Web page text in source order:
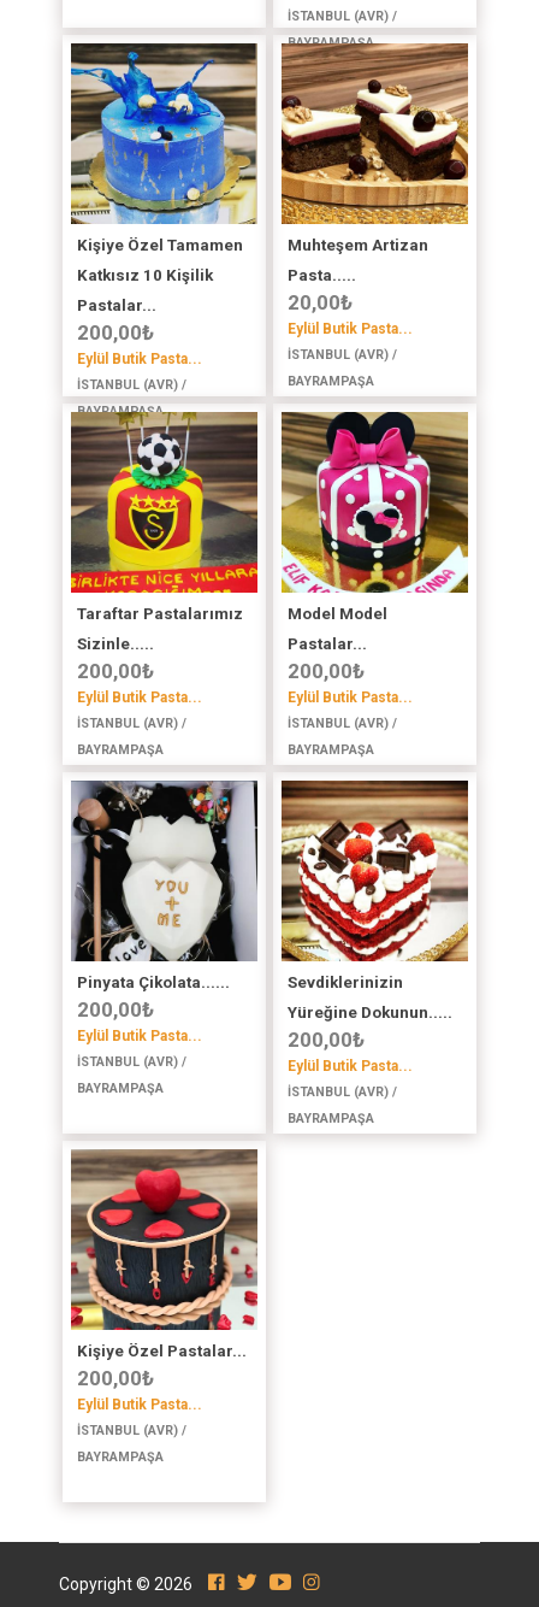
İSTANBUL (AVR) /
BAYRAMPAŞA
Kişiye Özel Tamamen
Katkısız 10 Kişilik
Pastalar...
200,00₺
Eylül Butik Pasta...
İSTANBUL (AVR) /
BAYRAMPAŞA
Muhteşem Artizan
Pasta.....
20,00₺
Eylül Butik Pasta...
İSTANBUL (AVR) /
BAYRAMPAŞA
Taraftar Pastalarımız
Sizinle.....
200,00₺
Eylül Butik Pasta...
İSTANBUL (AVR) /
BAYRAMPAŞA
Model Model
Pastalar...
200,00₺
Eylül Butik Pasta...
İSTANBUL (AVR) /
BAYRAMPAŞA
Pinyata Çikolata......
200,00₺
Eylül Butik Pasta...
İSTANBUL (AVR) /
BAYRAMPAŞA
Sevdiklerinizin
Yüreğine Dokunun.....
200,00₺
Eylül Butik Pasta...
İSTANBUL (AVR) /
BAYRAMPAŞA
Kişiye Özel Pastalar...
200,00₺
Eylül Butik Pasta...
İSTANBUL (AVR) /
BAYRAMPAŞA
Copyright © 2026